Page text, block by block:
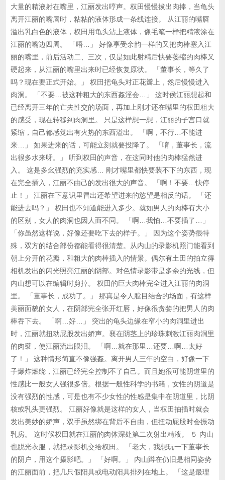
大量的精液射在嘴里，江丽发出哼声。权田慢慢拔出肉捧，当龟头
离开江丽的嘴唇时，粘粘的液体形成一条线连接。 从江丽的嘴唇
溢出乳白色的液体，权田用龟头沾上液体，像毛笔一样把精液涂在
江丽的嘴边四周。 「唔…」 好像享受余韵一样的又把肉棒塞入江
丽的嘴里，前后活动二、三次，仅是如此射精后快要萎缩的肉棒又
硬起来，从江丽的嘴里出来时已经恢复原状。 「董事长，等久了
吗？现在要正式开始。」 权田把龟头对正花瓣上，然后慢慢进入
肉洞。 「不要…被这种粗大的东西姦淫会…」 这时侯江丽想起和
已经离开三年的亡夫性交的场面，再加上刚才还在嘴里的权田粗大
的感受，现在转移到肉洞里。 只是这样想一想，江丽的子宫口就
紧缩，自己都感觉出有火热的东西溢出。 「啊，不行…不能进
来…」 如果进来的话，可能立刻就要投降了。 「唷，董事长，流
出很多水来呀。」 听到权田的声音，在这同时他的肉棒猛然进
入。 这是多幺强烈的充实感… 刚才嘴里都快要装不下的东西，现
在完全插入，江丽不由己的发出很大的声音。 「啊！不要…快停
止！」 江丽在下意识里冒出还希望进来的慾望是相反的话。 「还
能进去吗？」 权田也不知道能进入多少。就如男人的肉棒有大小
的区别，女人的肉洞也因人而不同。 「啊…我怕…不要插了…」
「你虽然这样说，好像还要吃下去的样子。」 因为这个姿势很特
殊，双方的结合部份都能看得很清楚。从内山的录影机照门能看到
朝上分开的花瓣，和粗大的肉棒插入的情景。偶尔有土田的拍立得
相机发出的闪光照亮江丽的阴部。对色情录影带是多余的光线，但
内山想可以在编辑时剪掉。 权田的巨大肉棒完全进入江丽的肉洞
里。 「董事长，成功了。」 那真是令人膛目结合的场面，有这样
美丽面貌的女人，在阴部完全张开红唇，好像很贪婪的把男人的肉
棒吞下去。 「啊…好…」 突出的龟头边缘在窄小的肉洞里进出
时，江丽就扭动屁股发出娇声。襄在阴茎上的珍珠刺激江丽肉洞里
的肉襞，使江丽流出眼泪。 「啊…就在那里…还要…啊…太好
了！」 这种情形简直不像强姦。离开男人三年的空白，好像一下
子爆炸燃绕，江丽已经完全控制不了自己。而且她很可能阴道里的
性感比一般女人强很多倍。根据一般性科学的书籍，女性的阴道是
没有强烈的性感，可是也有不少女性的性感是集中在阴道里，比阴
核或乳头更强烈。 江丽好像就是这样的女人，当权田抽插时就会
发出美妙的娇声，双手虽然绑在背后不自由，但扭动屁股时会振动
乳房。 这时候权田就在江丽的肉体深处第二次射出精液。 ５ 内山
也脱光衣服，就把录影机交给权田。 「老大，我想玩一下董事长
的阴户，用这个摄影吧。」 「好啊。」 内山蹲在仍旧是相同姿势
的江丽面前，把几只假阳具或电动阳具排列在地上。 「这是最理